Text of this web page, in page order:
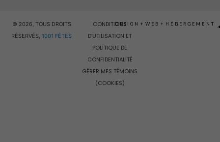
© 2026, TOUS DROITS
RÉSERVÉS,1001 FÊTES
CONDITIONS
D’UTILISATION ET
POLITIQUE DE
CONFIDENTIALITÉ
GÉRER MES TÉMOINS
(COOKIES)
DESIGN + WEB + HÉBERGEMENT